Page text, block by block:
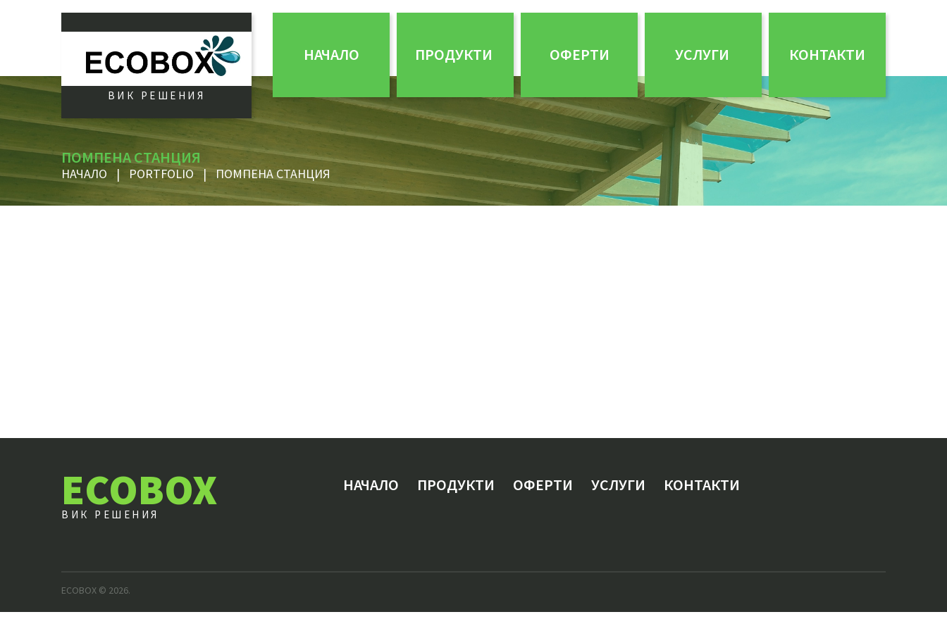
ВИК РЕШЕНИЯ
НАЧАЛО ПРОДУКТИ ОФЕРТИ УСЛУГИ КОНТАКТИ
ПОМПЕНА СТАНЦИЯ
НАЧАЛО | PORTFOLIO | ПОМПЕНА СТАНЦИЯ
ECOBOX
ВИК РЕШЕНИЯ
НАЧАЛО ПРОДУКТИ ОФЕРТИ УСЛУГИ КОНТАКТИ
ECOBOX © 2026.